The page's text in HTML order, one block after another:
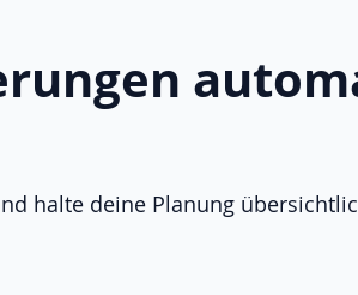
halte deine Planung